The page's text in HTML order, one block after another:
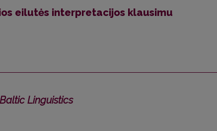
eilutės interpretacijos klausimu
Linguistics